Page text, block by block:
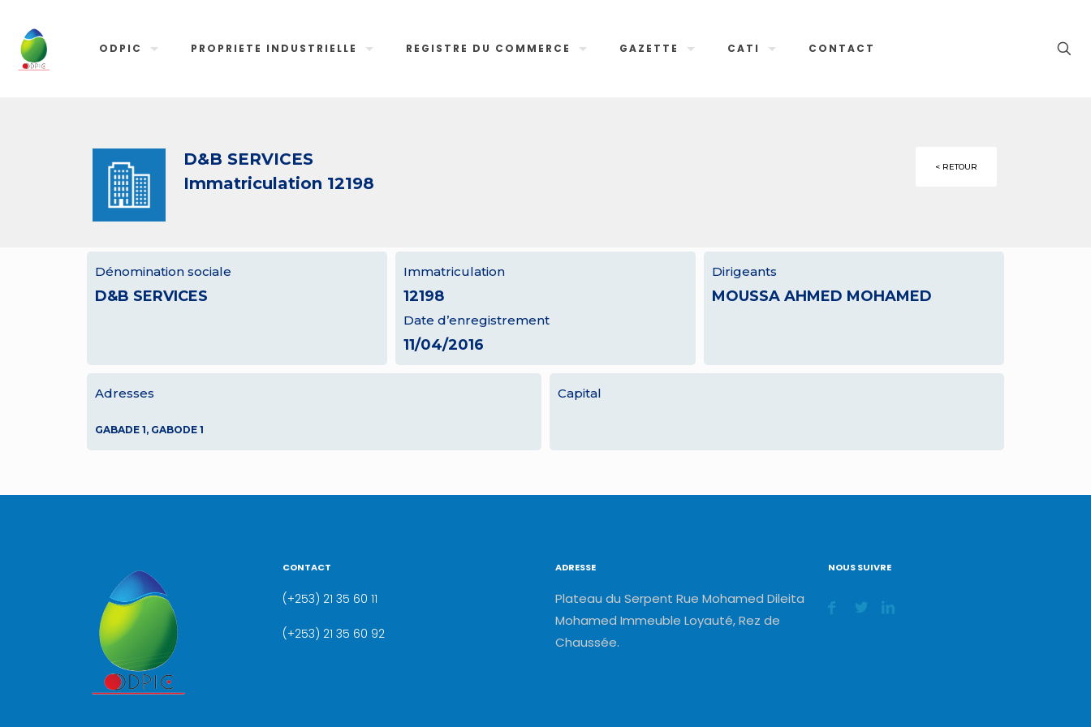
ODPIC PROPRIETE INDUSTRIELLE REGISTRE DU COMMERCE GAZETTE CATI CONTACT
D&B SERVICES
Immatriculation 12198
< RETOUR
Dénomination sociale
D&B SERVICES
Immatriculation
12198
Date d’enregistrement
11/04/2016
Dirigeants
MOUSSA AHMED MOHAMED
Adresses
GABADE 1, GABODE 1
Capital
CONTACT
(+253) 21 35 60 11
(+253) 21 35 60 92
ADRESSE
Plateau du Serpent Rue Mohamed Dileita
Mohamed Immeuble Loyauté, Rez de
Chaussée.
NOUS SUIVRE